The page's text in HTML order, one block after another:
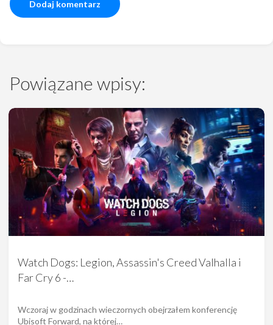
Powiązane wpisy:
Watch Dogs: Legion, Assassin's Creed Valhalla i
Far Cry 6 -…
Wczoraj w godzinach wieczornych obejrzałem konferencję
Ubisoft Forward, na której…